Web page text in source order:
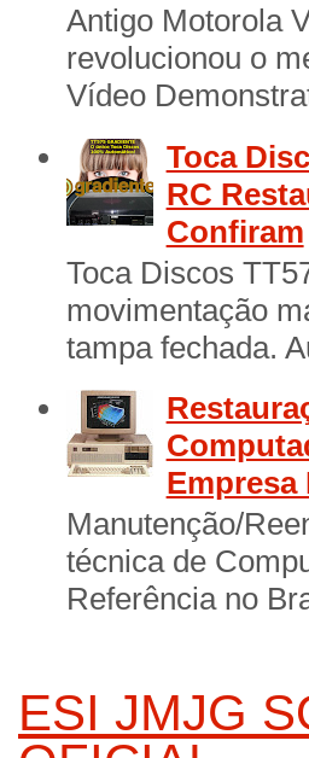
Antigo Motorola
revolucionou o
Vídeo
Toca
RC
Confiram
Toca Discos
movimentação
tampa fechada.
Empresa
Manutenção/
técnica de
Referência no
ESI JMJG